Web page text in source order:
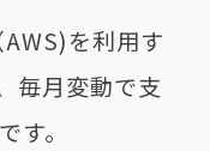
を利用す
毎月変動で支
す。